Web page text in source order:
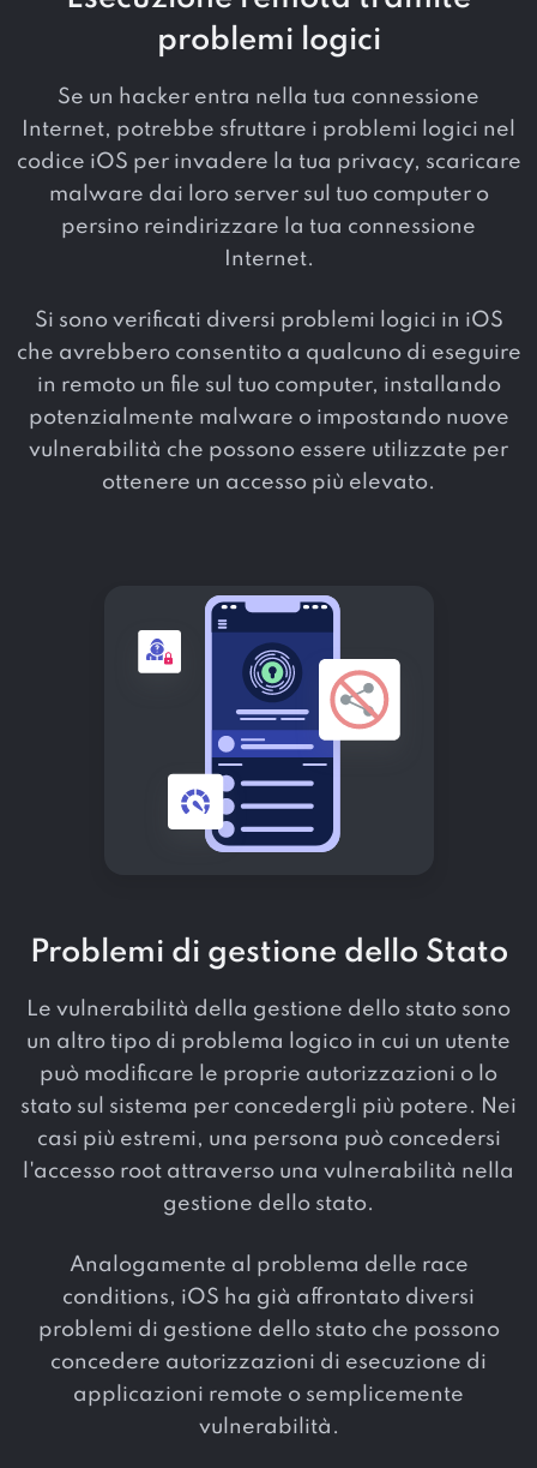
problemi logici
Se un hacker entra nella tua connessione
Internet, potrebbe sfruttare i problemi logici nel
codice iOS per invadere la tua privacy, scaricare
malware dai loro server sul tuo computer o
persino reindirizzare la tua connessione
Internet.
Si sono verificati diversi problemi logici in iOS
che avrebbero consentito a qualcuno di eseguire
in remoto un file sul tuo computer, installando
potenzialmente malware o impostando nuove
vulnerabilità che possono essere utilizzate per
ottenere un accesso più elevato.
Problemi di gestione dello Stato
Le vulnerabilità della gestione dello stato sono
un altro tipo di problema logico in cui un utente
può modificare le proprie autorizzazioni o lo
stato sul sistema per concedergli più potere. Nei
casi più estremi, una persona può concedersi
l'accesso root attraverso una vulnerabilità nella
gestione dello stato.
Analogamente al problema delle race
conditions, iOS ha già affrontato diversi
problemi di gestione dello stato che possono
concedere autorizzazioni di esecuzione di
applicazioni remote o semplicemente
vulnerabilità.